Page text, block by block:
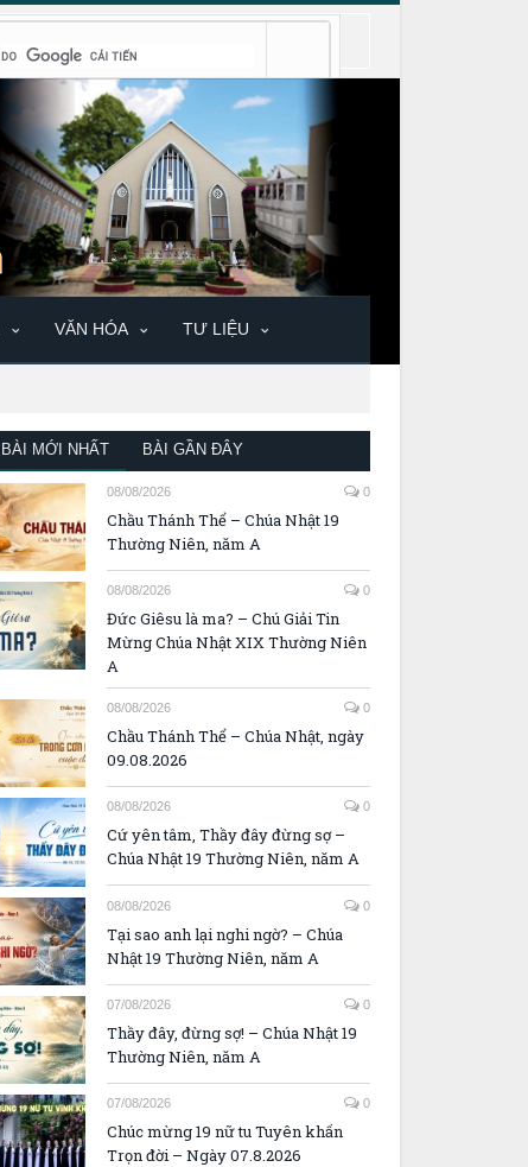
VĂN HÓA TƯ LIỆU
BÀI MỚI NHẤT BÀI GẦN ĐÂY
08/08/2026 0
Chầu Thánh Thể – Chúa Nhật 19
Thường Niên, năm A
08/08/2026 0
Đức Giêsu là ma? – Chú Giải Tin
Mừng Chúa Nhật XIX Thường Niên
A
08/08/2026 0
Chầu Thánh Thể – Chúa Nhật, ngày
09.08.2026
08/08/2026 0
Cứ yên tâm, Thầy đây đừng sợ –
Chúa Nhật 19 Thường Niên, năm A
08/08/2026 0
Tại sao anh lại nghi ngờ? – Chúa
Nhật 19 Thường Niên, năm A
07/08/2026 0
Thầy đây, đừng sợ! – Chúa Nhật 19
Thường Niên, năm A
07/08/2026 0
Chúc mừng 19 nữ tu Tuyên khấn
Trọn đời – Ngày 07.8.2026